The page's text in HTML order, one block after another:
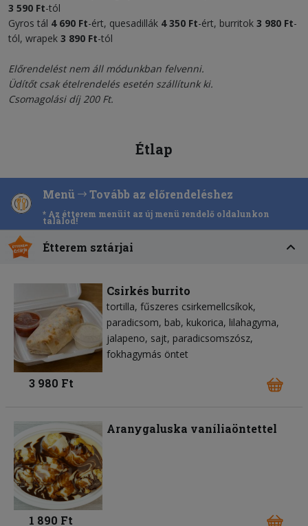
3 590 Ft-tól
Gyros tál 4 690 Ft-ért, quesadillák 4350 Ft-ért, burritok 3 980 Ft-
tól, wrapek 3 890 Ft-tól
Előrendelést nem áll módunkban felvenni.
Üdítőt csak ételrendelés esetén szállítunk ki.
Csomagolási díj 200 Ft.
Étlap
Menü Tovább az előrendeléshez
* Az étterem menüit az új menü rendelő oldalunkon
találod!
Étterem sztárjai
Csirkés burrito
tortilla fűszeres csirkemellcsíkok
paradicsom bab kukorica lilahagyma
jalapeno sajt paradicsomszósz
fokhagymás öntet
3 980 Ft
Aranygaluska vaníliaöntettel
1 890 Ft